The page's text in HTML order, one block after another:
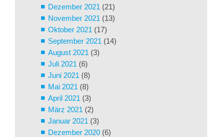
Dezember 2021 (21)
November 2021 (13)
Oktober 2021 (17)
September 2021 (14)
August 2021 (3)
Juli 2021 (6)
Juni 2021 (8)
Mai 2021 (8)
April 2021 (3)
März 2021 (2)
Januar 2021 (3)
Dezember 2020 (6)